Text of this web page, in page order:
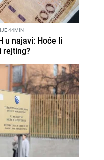
44MIN
u najavi: Hoće li
rejting?